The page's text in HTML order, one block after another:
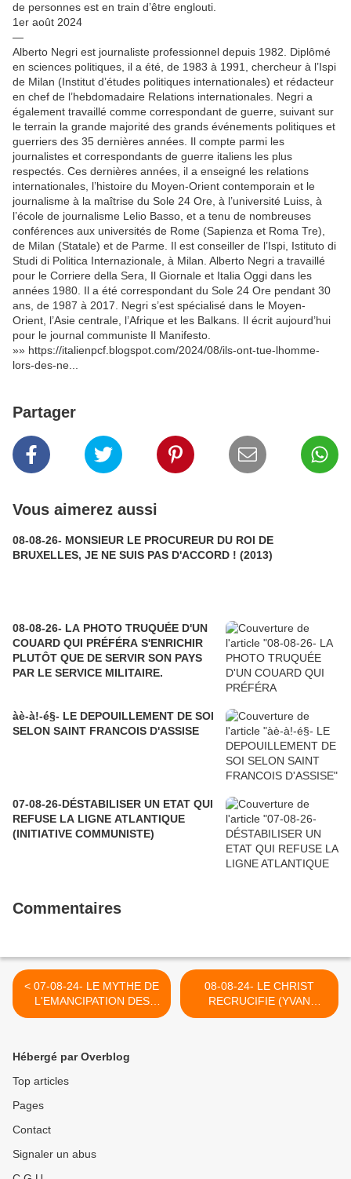
de personnes est en train d’être englouti.
1er août 2024
—
Alberto Negri est journaliste professionnel depuis 1982. Diplômé
en sciences politiques, il a été, de 1983 à 1991, chercheur à l’Ispi
de Milan (Institut d’études politiques internationales) et rédacteur
en chef de l’hebdomadaire Relations internationales. Negri a
également travaillé comme correspondant de guerre, suivant sur
le terrain la grande majorité des grands événements politiques et
guerriers des 35 dernières années. Il compte parmi les
journalistes et correspondants de guerre italiens les plus
respectés. Ces dernières années, il a enseigné les relations
internationales, l’histoire du Moyen-Orient contemporain et le
journalisme à la maîtrise du Sole 24 Ore, à l’université Luiss, à
l’école de journalisme Lelio Basso, et a tenu de nombreuses
conférences aux universités de Rome (Sapienza et Roma Tre),
de Milan (Statale) et de Parme. Il est conseiller de l’Ispi, Istituto di
Studi di Politica Internazionale, à Milan. Alberto Negri a travaillé
pour le Corriere della Sera, Il Giornale et Italia Oggi dans les
années 1980. Il a été correspondant du Sole 24 Ore pendant 30
ans, de 1987 à 2017. Negri s’est spécialisé dans le Moyen-
Orient, l’Asie centrale, l’Afrique et les Balkans. Il écrit aujourd’hui
pour le journal communiste Il Manifesto.
»» https://italienpcf.blogspot.com/2024/08/ils-ont-tue-lhomme-
lors-des-ne...
Partager
Vous aimerez aussi
08-08-26- MONSIEUR LE PROCUREUR DU ROI DE
BRUXELLES, JE NE SUIS PAS D'ACCORD ! (2013)
08-08-26- LA PHOTO TRUQUÉE D'UN
COUARD QUI PRÉFÉRA S'ENRICHIR
PLUTÔT QUE DE SERVIR SON PAYS
PAR LE SERVICE MILITAIRE.
àè-à!-é§- LE DEPOUILLEMENT DE SOI
SELON SAINT FRANCOIS D'ASSISE
07-08-26-DÉSTABILISER UN ETAT QUI
REFUSE LA LIGNE ATLANTIQUE
(INITIATIVE COMMUNISTE)
Commentaires
< 07-08-24- LE MYTHE DE
L'EMANCIPATION DES
FEMMES ISRAELIENNES-
08-08-24- LE CHRIST
RECRUCIFIE (YVAN
BALCHOY) >
Hébergé par Overblog
Top articles
Pages
Contact
Signaler un abus